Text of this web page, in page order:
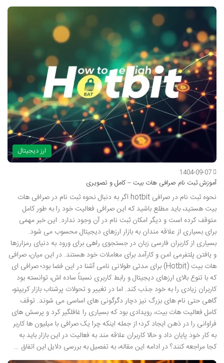
ارز دیجیتال
1404-09-07
آموزش ثبت نام صرافی هات بیت – کامل و تصویری
نحوه ثبت نام در صرافی hotbit اگر به دنبال نحوه ثبت نام در صرافی هات
بیت هستید، باید مطلع باشید که این صرافی فعالیت خود را به طور کامل
متوقف کرده است و دیگر امکان ثبت نام در آن وجود ندارد. این خبر مهمی
برای بسیاری از علاقه مندان به بازار ارزهای دیجیتال محسوب می شود.
بسیاری از کاربران فارسی زبان در جستجوی راهی برای ورود به دنیای رمزارزها
و یافتن پلتفرمی امن و کارآمد برای معاملات خود هستند. در این میان، صرافی
هات بیت (Hotbit) برای مدتی طولانی نامی آشنا در این فضا بود؛ صرافی ای
که با تنوع بالای ارزهای دیجیتال و رابط کاربری نسبتاً ساده اش، توانسته بود
کاربران زیادی را به خود جذب کند. اما در تغییر و تحولات پرشتاب بازار کریپتو،
گاهی حتی نام های بزرگ نیز دچار دگرگونی های اساسی می شوند. توقف
کامل فعالیت هات بیت، رویدادی بود که بسیاری را غافلگیر کرد و پرسش های
فراوانی را در ذهن ایجاد کرد؛ از جمله اینکه چرا یک صرافی با میلیون ها کاربر
به کار خود پایان داد و حالا کاربران علاقه مند به فعالیت در این بازار باید به
کجا مراجعه کنند؟ در ادامه این مقاله، به تفصیل به بررسی دلایل این اتفاق …